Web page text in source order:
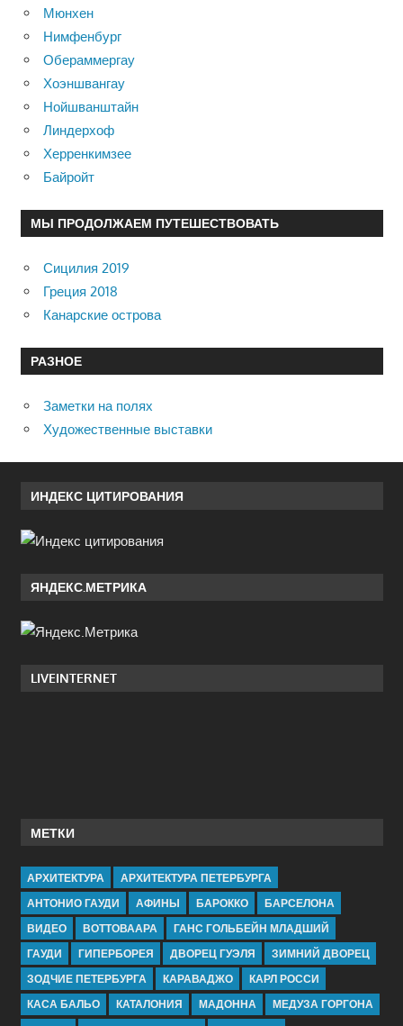
Мюнхен
Нимфенбург
Обераммергау
Хоэншвангау
Нойшванштайн
Линдерхоф
Херренкимзее
Байройт
МЫ ПРОДОЛЖАЕМ ПУТЕШЕСТВОВАТЬ
Сицилия 2019
Греция 2018
Канарские острова
РАЗНОЕ
Заметки на полях
Художественные выставки
ИНДЕКС ЦИТИРОВАНИЯ
ЯНДЕКС.МЕТРИКА
LIVEINTERNET
МЕТКИ
АРХИТЕКТУРА
АРХИТЕКТУРА ПЕТЕРБУРГА
АНТОНИО ГАУДИ
АФИНЫ БАРОККО
БАРСЕЛОНА
ВИДЕО
ВОТТОВААРА
ГАНС ГОЛЬБЕЙН МЛАДШИЙ
ГАУДИ
ГИПЕРБОРЕЯ ДВОРЕЦ ГУЭЛЯ
ЗИМНИЙ ДВОРЕЦ
ЗОДЧИЕ ПЕТЕРБУРГА
КАРАВАДЖО
КАРЛ РОССИ
КАСА БАЛЬО
КАТАЛОНИЯ МАДОННА
МЕДУЗА ГОРГОНА